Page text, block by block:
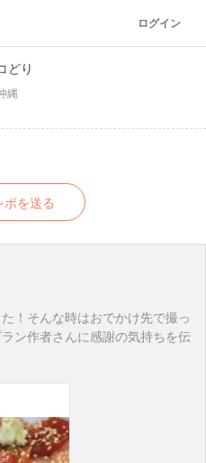
ログイン
どり
縄
ポを送る
！そんな時はおでかけ先で撮っ
ン作者さんに感謝の気持ちを伝